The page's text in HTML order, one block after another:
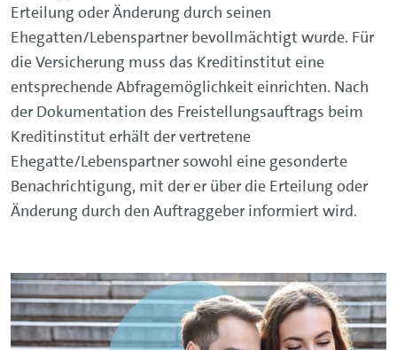
Erteilung oder Änderung durch seinen
Ehegatten/Lebenspartner bevollmächtigt wurde. Für
die Versicherung muss das Kreditinstitut eine
entsprechende Abfragemöglichkeit einrichten. Nach
der Dokumentation des Freistellungsauftrags beim
Kreditinstitut erhält der vertretene
Ehegatte/Lebenspartner sowohl eine gesonderte
Benachrichtigung, mit der er über die Erteilung oder
Änderung durch den Auftraggeber informiert wird.